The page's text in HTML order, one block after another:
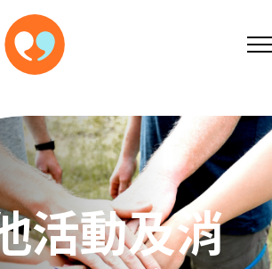
（按回車鍵）
A A EN繁 简
活動及消